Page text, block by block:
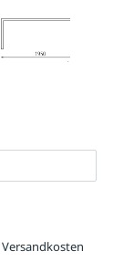
Versandkosten